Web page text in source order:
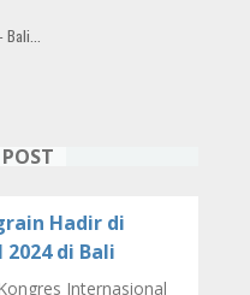
Hadir di
2024 di Bali
Internasional